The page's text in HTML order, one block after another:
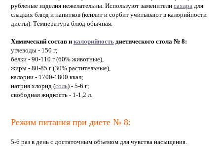
рубленые изделия нежелательны. Используют заменители сахара для
сладких блюд и напитков (ксилит и сорбит учитывают в калорийности
диеты). Температура блюд обычная.
Химический состав и калорийностьдиетического стола № 8:
углеводы - 150 г;
белки - 90-110 г (60% животные),
жиры - 80-85 г (30% растительные),
калории - 1700-1800 ккал;
натрия хлорид (соль) - 5-6 г;
свободная жидкость - 1-1,2 л.
Режим питания при диете № 8:
5-6 раз в день с достаточным объемом для чувства насыщения.